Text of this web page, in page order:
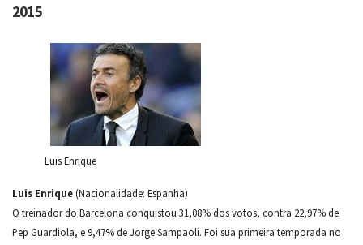
2015
Luis Enrique
Luis Enrique(Nacionalidade: Espanha)
O treinador do Barcelona conquistou 31,08% dos votos, contra 22,97% de
Pep Guardiola, e 9,47% de Jorge Sampaoli. Foi sua primeira temporada no